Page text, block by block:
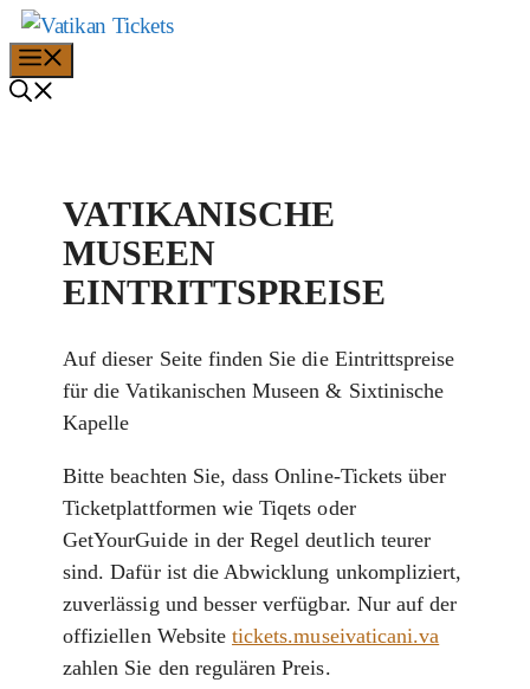
Zum
Inhalt
springen
VATIKANISCHE
MUSEEN
EINTRITTSPREISE
Auf dieser Seite finden Sie die Eintrittspreise
für die Vatikanischen Museen & Sixtinische
Kapelle
Bitte beachten Sie, dass Online-Tickets über
Ticketplattformen wie Tiqets oder
GetYourGuide in der Regel deutlich teurer
sind. Dafür ist die Abwicklung unkompliziert,
zuverlässig und besser verfügbar. Nur auf der
offiziellen Websitetickets.museivaticani.va
zahlen Sie den regulären Preis.